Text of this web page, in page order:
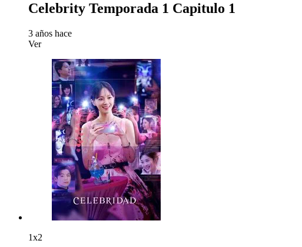
Celebrity Temporada 1 Capitulo 1
3 años hace
Ver
1x2